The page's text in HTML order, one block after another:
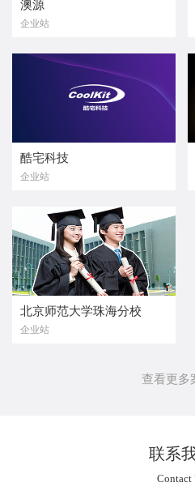
澳源
企业站
酷宅科技
企业站
北京师范大学珠海分校
企业站
查看更多
联系
Contact